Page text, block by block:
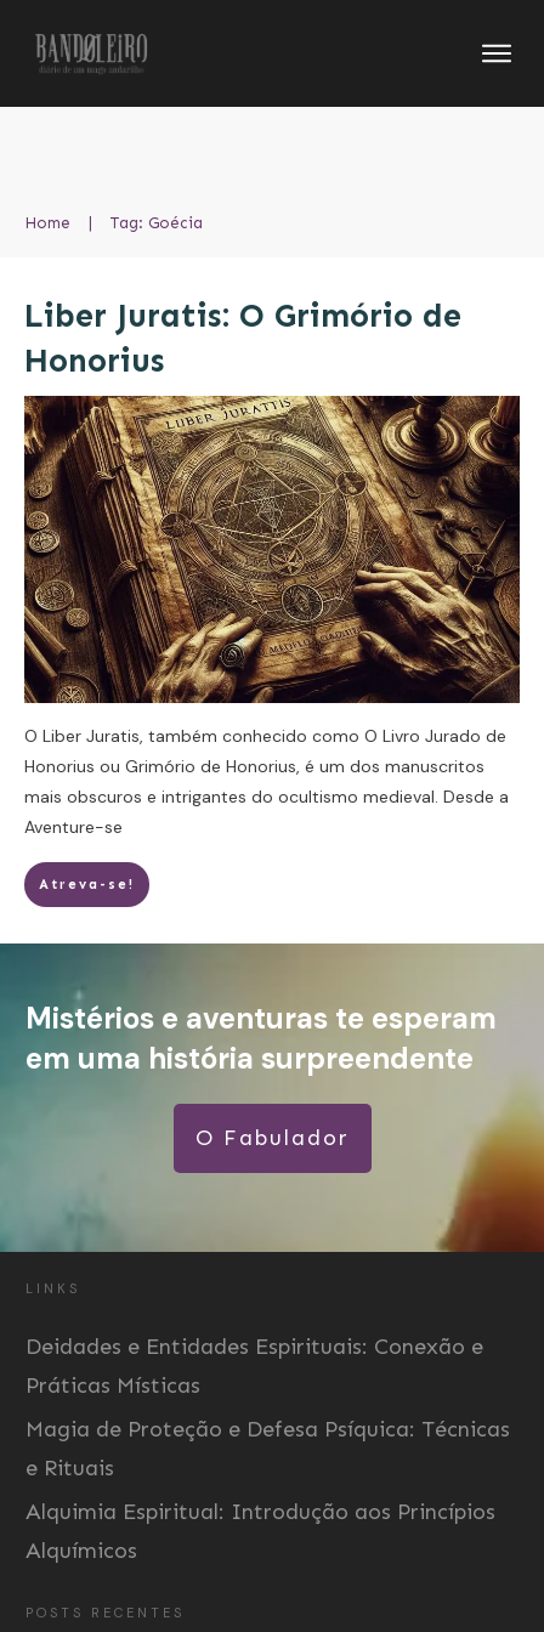
Home | Tag: Goécia
Liber Juratis: O Grimório de
Honorius
O Liber Juratis, também conhecido como O Livro Jurado de
Honorius ou Grimório de Honorius, é um dos manuscritos
mais obscuros e intrigantes do ocultismo medieval. Desde a
Aventure-se
Atreva-se!
Mistérios e aventuras te esperam
em uma história surpreendente
O Fabulador
POSTS RECENTES
LINKS
Deidades e Entidades Espirituais: Conexão e
Práticas Místicas
Magia de Proteção e Defesa Psíquica: Técnicas
e Rituais
Alquimia Espiritual: Introdução aos Princípios
Alquímicos